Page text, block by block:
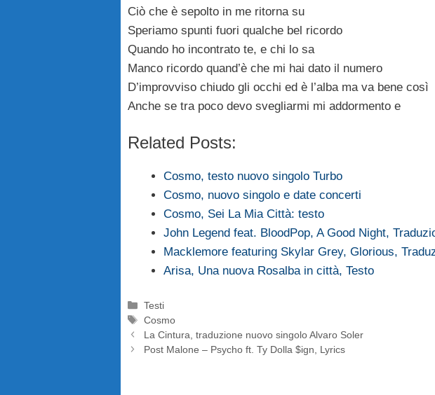
Ciò che è sepolto in me ritorna su
Speriamo spunti fuori qualche bel ricordo
Quando ho incontrato te, e chi lo sa
Manco ricordo quand’è che mi hai dato il numero
D’improvviso chiudo gli occhi ed è l’alba ma va bene così
Anche se tra poco devo svegliarmi mi addormento e
Related Posts:
Cosmo, testo nuovo singolo Turbo
Cosmo, nuovo singolo e date concerti
Cosmo, Sei La Mia Città: testo
John Legend feat. BloodPop, A Good Night,
Macklemore featuring Skylar Grey, Glorious,
Arisa, Una nuova Rosalba in città, Testo
Categorie
Testi
Tag
Cosmo
La Cintura, traduzione nuovo singolo Alvaro Soler
Post Malone – Psycho ft. Ty Dolla $ign, Lyrics